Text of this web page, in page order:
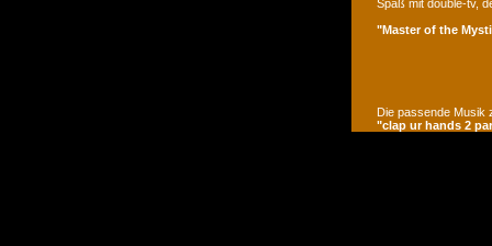
Spaß mit double-tv,
"Master of the
Die passende Musik
"clap ur hands 2